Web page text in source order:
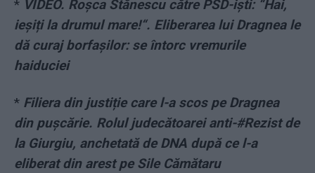
* VIDEO. Roșca Stănescu către PSD-iști: “Hai,
ieșiți la drumul mare!“. Eliberarea lui Dragnea le
dă curaj borfașilor: se întorc vremurile
haiduciei
* Filiera din justiție care l-a scos pe Dragnea
din pușcărie. Rolul judecătoarei anti-#Rezist de
la Giurgiu, anchetată de DNA după ce l-a
eliberat din arest pe Sile Cămătaru